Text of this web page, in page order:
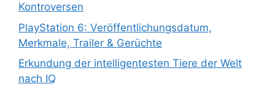
Kontroversen
PlayStation 6: Veröffentlichungsdatum,
Merkmale, Trailer & Gerüchte
Erkundung der intelligentesten Tiere der Welt
nach IQ